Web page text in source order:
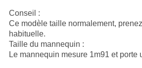
Conseil :
Ce modèle taille normalement,
habituelle.
Taille du mannequin :
Le mannequin mesure 1m91 et porte